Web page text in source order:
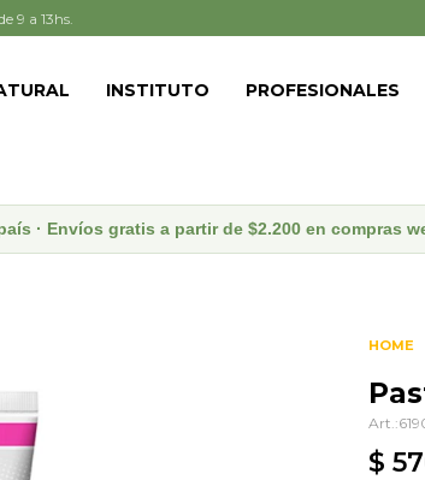
INSTITUTO PROFESIONALES
9 a 13hs.
· Envíos gratis a partir de $2.200 en compras
HOME
$